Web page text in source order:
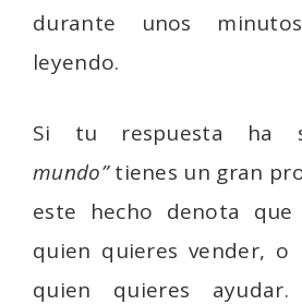
durante unos
leyendo.
Si tu respuesta ha
mundo”tienes un gran
este hecho denota
quien quieres vender, o
quien quieres ayudar.